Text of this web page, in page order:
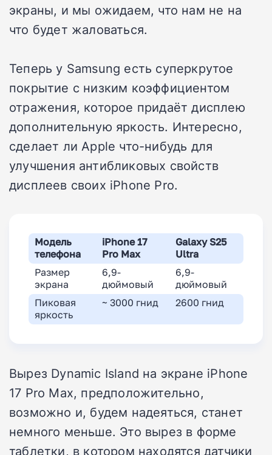
экраны, и мы ожидаем, что нам не на
что будет жаловаться.
Теперь у Samsung есть суперкрутое
покрытие с низким коэффициентом
отражения, которое придаёт дисплею
дополнительную яркость. Интересно,
сделает ли Apple что-нибудь для
улучшения антибликовых свойств
дисплеев своих iPhone Pro.
Модель
телефона
iPhone 17
Pro Max
Galaxy S25
Ultra
Размер
экрана
6,9-
дюймовый
6,9-
дюймовый
Пиковая
яркость
~ 3000 гнид 2600 гнид
Вырез Dynamic Island на экране iPhone
17 Pro Max, предположительно,
возможно и, будем надеяться, станет
немного меньше. Это вырез в форме
таблетки, в котором находятся датчики